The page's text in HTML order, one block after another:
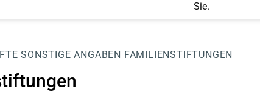
Sie.
SONSTIGE ANGABEN FAMILIENSTIFTUNGEN